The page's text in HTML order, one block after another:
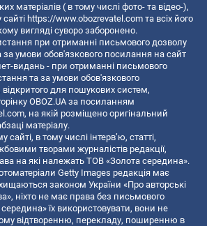
матеріалів ( в тому числі фото- та відео-),
https://www.obozrevatel.com та всіх його
вигляді суворо заборонено.
при отриманні письмового дозволу
за умови обов'язкового посилання на сайт
видань - при отриманні письмового
та за умови обов'язкового
для пошукових систем,
OBOZ.UA за посиланням
, на якій розміщено оригінальний
матеріалу.
сайті, в тому числі інтерв’ю, статті,
творами журналістів редакції,
на які належать ТОВ «Золота середина».
Getty Images редакція має
законом України «Про авторські
ніхто не має права без письмового
їх використовувати, вони не
відтворенню, перекладу, поширенню в